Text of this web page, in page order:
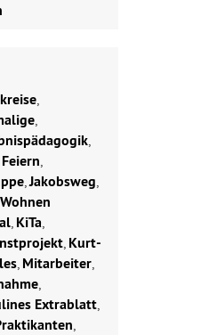
,
,
,
,
,Jakobsweg,
, KiTa,
, Kurt-
, Mitarbeiter,
,
Extrablatt,
,